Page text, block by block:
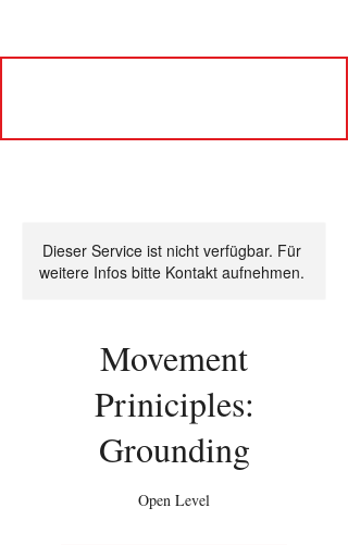
Dieser Service ist nicht verfügbar. Für
weitere Infos bitte Kontakt aufnehmen.
Movement
Priniciples:
Grounding
Open Level